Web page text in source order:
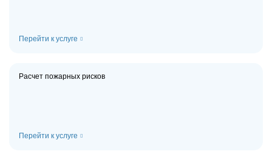
Перейти к услуге
Расчет пожарных рисков
Перейти к услуге